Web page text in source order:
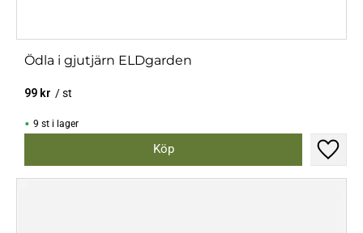
Ödla i gjutjärn ELDgarden
99 kr /st
Lägg
9 st i lager